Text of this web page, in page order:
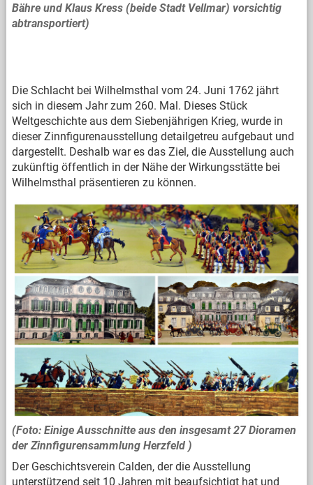
Bähre und Klaus Kress (beide Stadt Vellmar) vorsichtig
abtransportiert)
Die Schlacht bei Wilhelmsthal vom 24. Juni 1762 jährt
sich in diesem Jahr zum 260. Mal. Dieses Stück
Weltgeschichte aus dem Siebenjährigen Krieg, wurde in
dieser Zinnfigurenausstellung detailgetreu aufgebaut und
dargestellt. Deshalb war es das Ziel, die Ausstellung auch
zukünftig öffentlich in der Nähe der Wirkungsstätte bei
Wilhelmsthal präsentieren zu können.
(Foto: Einige Ausschnitte aus den insgesamt 27 Dioramen
der Zinnfigurensammlung Herzfeld )
Der Geschichtsverein Calden, der die Ausstellung
unterstützend seit 10 Jahren mit beaufsichtigt hat und